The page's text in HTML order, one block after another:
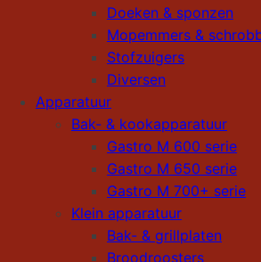
Doeken & sponzen
Mopemmers &
Stofzuigers
Diversen
Apparatuur
Bak- & kookapparatuur
Gastro M 600 serie
Gastro M 650 serie
Gastro M 700+ serie
Klein apparatuur
Bak- & grillplaten
Broodroosters